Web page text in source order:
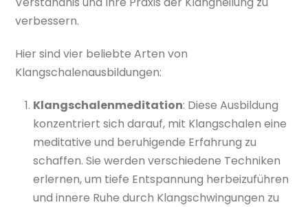
verbessern.
Hier sind vier beliebte Arten von
Klangschalenausbildungen:
Klangschalenmeditation: Diese Ausbildung
konzentriert sich darauf, mit Klangschalen eine
meditative und beruhigende Erfahrung zu
schaffen. Sie werden verschiedene Techniken
erlernen, um tiefe Entspannung herbeizuführen
und innere Ruhe durch Klangschwingungen zu